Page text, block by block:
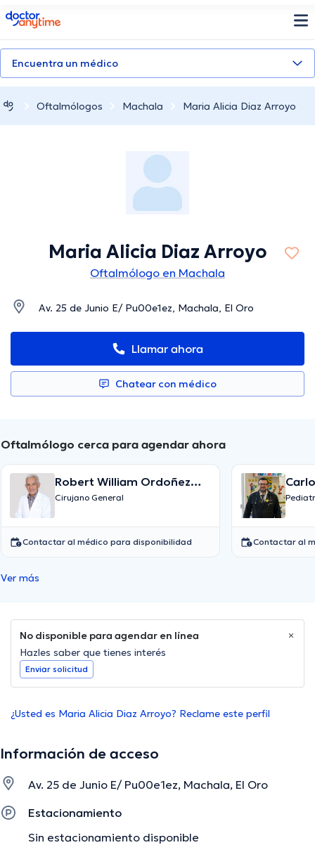
doctoranytime
Encuentra un médico
Oftalmólogos Machala Maria Alicia Diaz Arroyo
Maria Alicia Diaz Arroyo
Oftalmólogo en Machala
Av. 25 de Junio E/ Pu00e1ez, Machala, El Oro
Llamar ahora
Chatear con médico
Oftalmólogo cerca para agendar ahora
Robert William Ordoñez
Samaniego
Cirujano General
Contactar al médico para disponibilidad Contactar al
Ver más
No disponible para agendar en línea
Hazles saber que tienes interés
Enviar solicitud
¿Usted es Maria Alicia Diaz Arroyo? Reclame este perfil
Información de acceso
Av. 25 de Junio E/ Pu00e1ez, Machala, El Oro
Estacionamiento
Sin estacionamiento disponible